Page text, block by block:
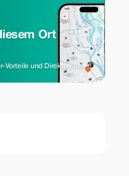
Ort
Vorteile und Direktpreise.